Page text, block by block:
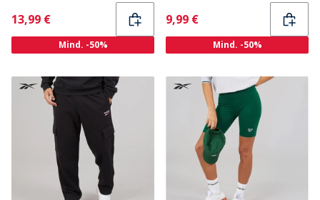
Current
13,99 €
Mind. -50%
Current
9,99 €
Mind. -50%